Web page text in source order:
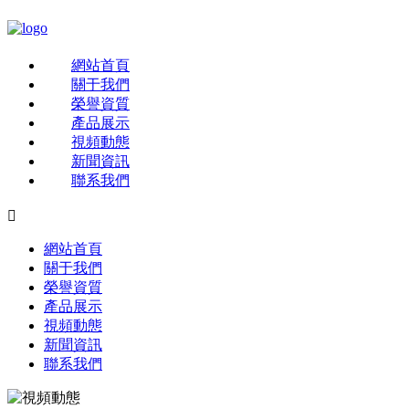
網站首頁
關于我們
榮譽資質
產品展示
視頻動態
新聞資訊
聯系我們

網站首頁
關于我們
榮譽資質
產品展示
視頻動態
新聞資訊
聯系我們